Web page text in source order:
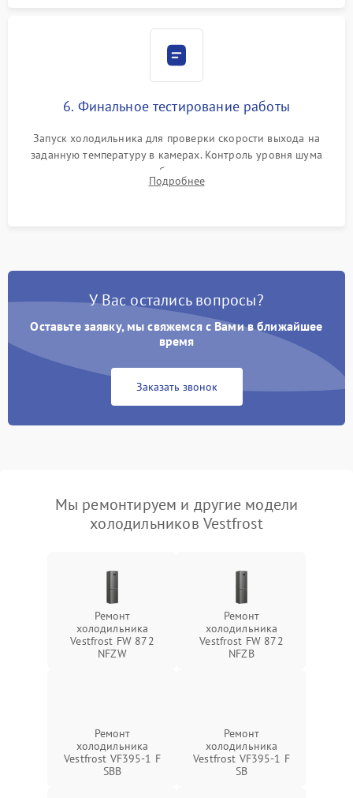
6. Финальное тестирование работы
Запуск холодильника для проверки скорости выхода на
заданную температуру в камерах. Контроль уровня шума
компрессора, отсутствия обмерзания стенок и корректного
срабатывания системы автоматической оттайки.
Подробнее
У Вас остались вопросы?
Оставьте заявку, мы свяжемся с Вами в ближайшее
время
Заказать звонок
Мы ремонтируем и другие модели
холодильников Vestfrost
Ремонт
холодильника
Vestfrost FW 872
NFZW
Ремонт
холодильника
Vestfrost FW 872
NFZВ
Ремонт
холодильника
Vestfrost VF395-1 F
SBB
Ремонт
холодильника
Vestfrost VF395-1 F
SB